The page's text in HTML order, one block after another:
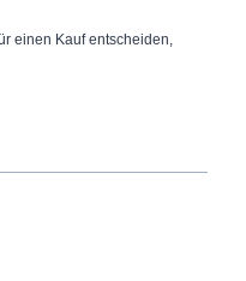
einen Kauf entscheiden,